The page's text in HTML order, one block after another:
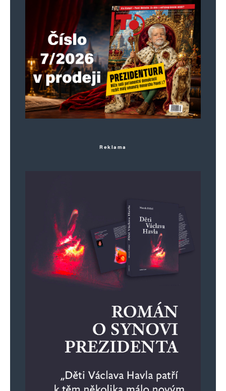
Informujte mě o nových komentářích e-mailem.
Informujte mě o nových příspěvcích e-mailem.
Alternative:
Reklama